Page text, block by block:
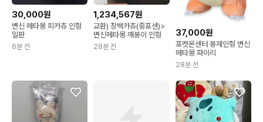
30,000원
변신 메타몽 피카츄 인형
일판
6분 전
1,234,567원
교환) 창백카츄(중포센)>
변신메타몽 깨봉이 인형
28분 전
37,000원
포켓몬센터 봉제인형 변신
메타몽 파이리
28분 전